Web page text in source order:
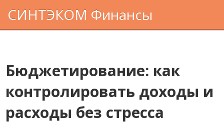
СИНТЭКОМ Финансы
Бюджетирование: как
контролировать доходы и
расходы без стресса